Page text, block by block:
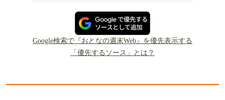
Google検索で『おとなの週末Web』を優先表示する
「優先するソース」とは？